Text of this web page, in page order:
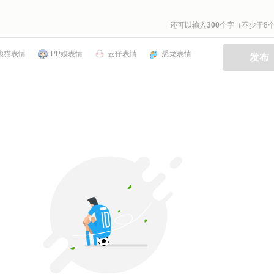
还可以输入 300个字（不少于8
发布
猫表情 PP娘表情 云仔表情 恐龙表情